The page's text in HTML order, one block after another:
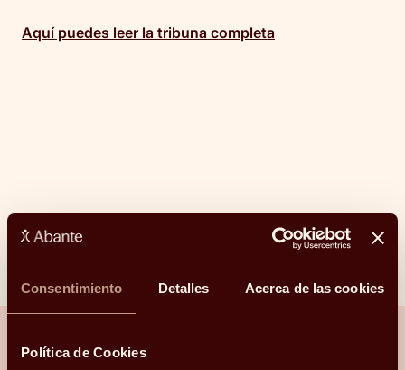
Consentimiento Detalles Acerca de las cookies
Política de Cookies
Aquí puedes leer la tribuna completa
Compartir